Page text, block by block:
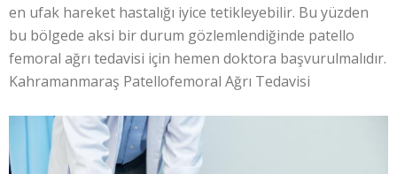
en ufak hareket hastalığı iyice tetikleyebilir. Bu yüzden
bu bölgede aksi bir durum gözlemlendiğinde patello
femoral ağrı tedavisi için hemen doktora başvurulmalıdır.
Kahramanmaraş Patellofemoral Ağrı Tedavisi